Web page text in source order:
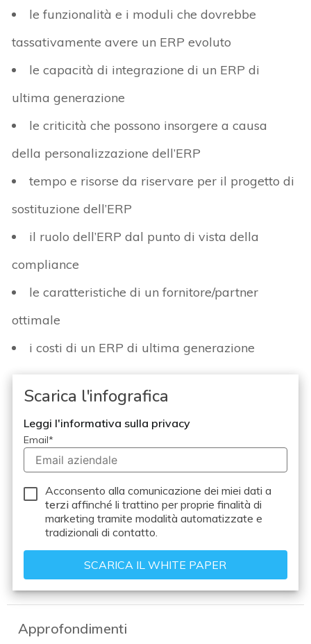
le funzionalità e i moduli che dovrebbe
tassativamente avere un ERP evoluto
le capacità di integrazione di un ERP di
ultima generazione
le criticità che possono insorgere a causa
della personalizzazione dell’ERP
tempo e risorse da riservare per il progetto di
sostituzione dell’ERP
il ruolo dell’ERP dal punto di vista della
compliance
le caratteristiche di un fornitore/partner
ottimale
i costi di un ERP di ultima generazione
Scarica l'infografica
Leggi l'informativa sulla privacy
Email*
Acconsento alla comunicazione dei miei dati a
terzi affinché li trattino per proprie finalità di
marketing tramite modalità automatizzate e
tradizionali di contatto.
Approfondimenti